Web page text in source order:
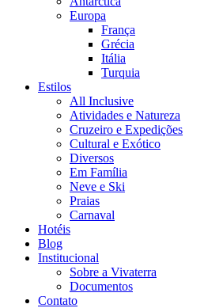
Europa
França
Grécia
Itália
Turquia
Estilos
All Inclusive
Atividades e Natureza
Cruzeiro e Expedições
Cultural e Exótico
Diversos
Em Família
Neve e Ski
Praias
Carnaval
Hotéis
Blog
Institucional
Sobre a Vivaterra
Documentos
Contato